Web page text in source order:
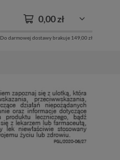
0,00 zł
Do darmowej dostawy brakuje 149,00 zł